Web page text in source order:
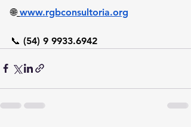
🌐 www.rgbconsultoria.org
📞 (54) 9 9933.6942